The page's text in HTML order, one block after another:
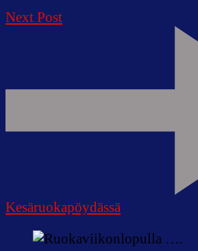
Next Post
Kesäruokapöydässä